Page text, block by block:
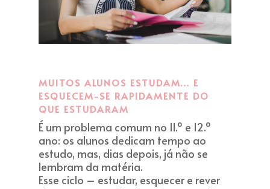
MUITOS ALUNOS ESTUDAM… E
ESQUECEM-SE RAPIDAMENTE DO
QUE ESTUDARAM
É um problema comum no 11.º e 12.º
ano: os alunos dedicam tempo ao
estudo, mas, dias depois, já não se
lembram da matéria.
Esse ciclo – estudar, esquecer e rever